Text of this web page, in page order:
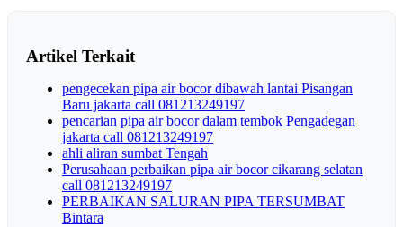
Artikel Terkait
pengecekan pipa air bocor dibawah lantai Pisangan
Baru jakarta call 081213249197
pencarian pipa air bocor dalam tembok Pengadegan
jakarta call 081213249197
ahli aliran sumbat Tengah
Perusahaan perbaikan pipa air bocor cikarang selatan
call 081213249197
PERBAIKAN SALURAN PIPA TERSUMBAT
Bintara